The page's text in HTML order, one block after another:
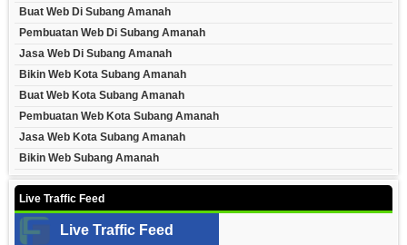
Buat Web Di Subang Amanah
Pembuatan Web Di Subang Amanah
Jasa Web Di Subang Amanah
Bikin Web Kota Subang Amanah
Buat Web Kota Subang Amanah
Pembuatan Web Kota Subang Amanah
Jasa Web Kota Subang Amanah
Bikin Web Subang Amanah
Live Traffic Feed
Live Traffic Feed